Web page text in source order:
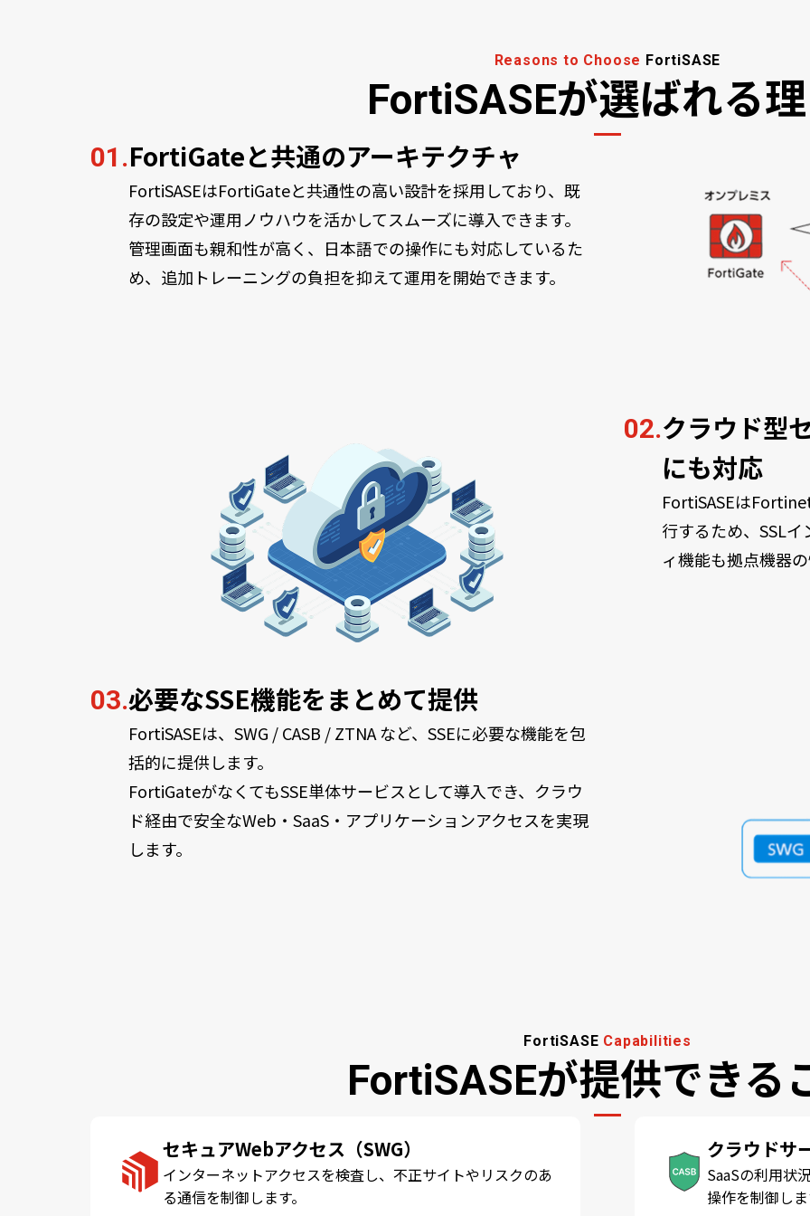
Reasons to Choose FortiSASE
FortiSASEが選ばれる
01.FortiGateと共通のアーキテクチャ
FortiSASEはFortiGateと共通性の高い設計を採用しており、既
存の設定や運用ノウハウを活かしてスムーズに導入できます。
管理画面も親和性が高く、日本語での操作にも対応しているた
め、追加トレーニングの負担を抑えて運用を開始できます。
02.クラウド型
にも対応
FortiSASEは
行するため、SSL
ィ機能も拠点機器
03.必要なSSE機能をまとめて提供
FortiSASEは、SWG / CASB / ZTNA など、SSEに必要な機能を包
括的に提供します。
FortiGateがなくてもSSE単体サービスとして導入でき、クラウ
ド経由で安全なWeb・SaaS・アプリケーションアクセスを実現
します。
FortiSASE Capabilities
FortiSASEが提供できる
セキュアWebアクセス（SWG）
インターネットアクセスを検査し、不正サイトやリスクのあ
る通信を制御します。
クラウドサ
SaaSの利用状
操作を制御し